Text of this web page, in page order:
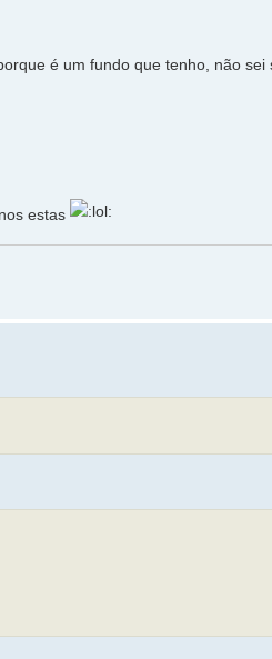
é um fundo que tenho, não
estas